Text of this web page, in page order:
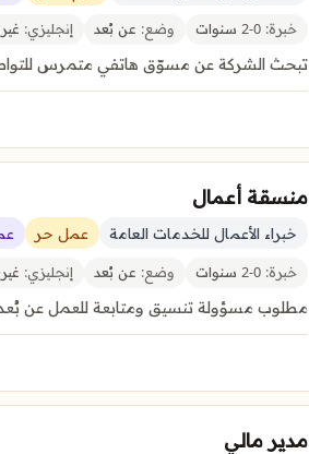
خبرة: وضع: عن بُعد إنجليزي:
تبحث الشركة عن مسوّق هاتفي متمرس
منسقة أعمال
خبراء الأعمال للخدمات العامة عمل حر
خبرة: وضع: عن بُعد إنجليزي:
مطلوب مسؤولة تنسيق ومتابعة للعمل عن بُعد
مدير مالي